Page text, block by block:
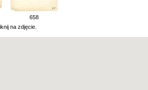
658
na zdjęcie.